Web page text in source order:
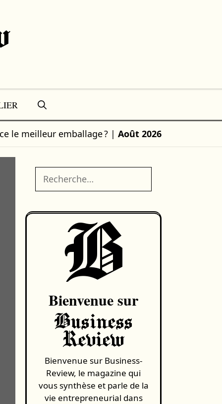
le meilleur emballage ? | Août 2026
Rechercher :
B
Bienvenue sur
Business
Review
Bienvenue sur Business-
Review, le magazine qui
vous synthèse et parle de la
vie entrepreneurial dans